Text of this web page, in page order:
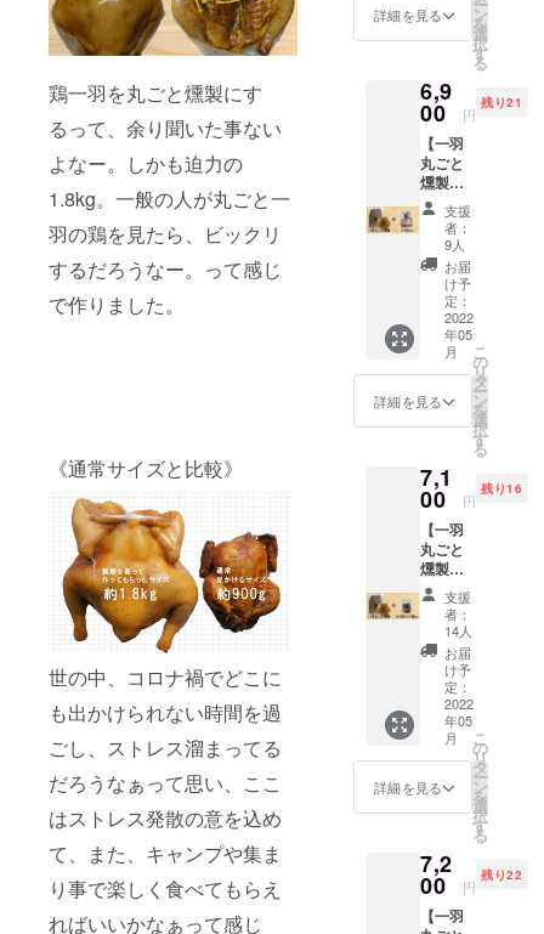
鶏一羽を丸ごと燻製にす
るって、余り聞いた事ない
よなー。しかも迫力の
1.8kg。一般の人が丸ごと一
羽の鶏を見たら、ビックリ
するだろうなー。って感じ
で作りました。
《通常サイズと比較》
世の中、コロナ禍でどこに
も出かけられない時間を過
ごし、ストレス溜まってる
だろうなぁって思い、ここ
はストレス発散の意を込め
て、また、キャンプや集ま
り事で楽しく食べてもらえ
ればいいかなぁって感じ
（アミ
ノ酸
等）、
酸化防
止剤
（エリ
ソルビ
ン酸
Na）、
発色剤
（硝酸
K、
・内容
量：不
定貫
約1.7kg
以上
（重量
は個別
に記
載）
・保存
方法：
－18℃
以下で
てくだ
さい。
期限：
出荷日
より最
低3か月
料名：
産）、
食塩、
糖類
（砂
糖、
水あ
め）、
香辛料/
リン酸
（Na）
ノ酸
等）、
酸化防
止剤
（エリ
ソルビ
ン酸
Na）、
発色剤
（硝酸
K、
亜硝酸
・内容
量：不
定貫
約1.7kg
込）⇒
特別価
格6,800
料込、
消費税
込）
《冷
凍》
一
羽丸ご
と燻製
（約
1.7kg～
1.8kg）
・名
称：食
肉製品
（福岡
県
産）、
食塩、
糖類
（砂
糖、
水あ
め）、
香辛料/
リン酸
（Na）
、
調味料
（アミ
ノ酸
等）、
詳細を見る ン
を
選
択
す
る
6,9
00 円
残り21
【一羽
丸ごと
燻製＋
鶏モモ
肉
500g】
通常
9,300円
（送料
込、消
費税
込）
⇒特別
価格
6,900円
（送料
費税
込）
《冷
凍》
一
羽丸ご
と燻製
（約
1.7kg～
1.8kg）
・名
称：食
肉製品
・原材
県
産）、
食塩、
糖類
支援
者：
9人
お届
け予
定：
2022
年05
月
詳細を見る
こ
の
リ
タ
ー
ン
を
選
択
す
る
7,1
00 円
残り16
【一羽
丸ごと
燻製＋
鶏モモ
肉タタ
キ風
300g】
通常
9,700円
（送料
込、消
費税
込）
⇒特別
価格
7,100円
込、消
費税
込）
《冷
支援
者：
14人
お届
け予
定：
2022
年05
月
詳細を見る
こ
の
リ
タ
ー
ン
を
選
択
す
る
7,2
00 円
残り22
【一羽